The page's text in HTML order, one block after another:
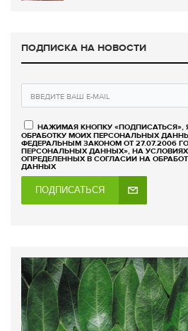
ПОДПИСКА НА НОВОСТИ
НАЖИМАЯ КНОПКУ «ПОДПИСАТЬСЯ»,
ОБРАБОТКУ МОИХ ПЕРСОНАЛЬНЫХ
ФЕДЕРАЛЬНЫМ ЗАКОНОМ ОТ 27.07.2006
ПЕРСОНАЛЬНЫХ ДАННЫХ», НА
ОПРЕДЕЛЕННЫХ В СОГЛАСИИ НА
ДАННЫХ
ПОДПИСАТЬСЯ